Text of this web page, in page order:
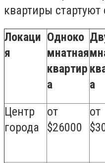
квартиры стартуют
Локаци
я
Одноко
мнатная
квартир
а
а
Центр
города
от
$26000
от